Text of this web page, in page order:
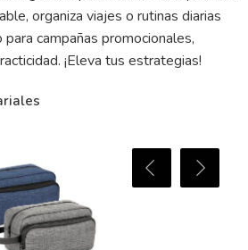
organiza viajes o rutinas diarias
campañas promocionales,
¡Eleva tus estrategias!